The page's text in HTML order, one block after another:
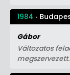
1984
Gábor
Változatos
megszervezett.